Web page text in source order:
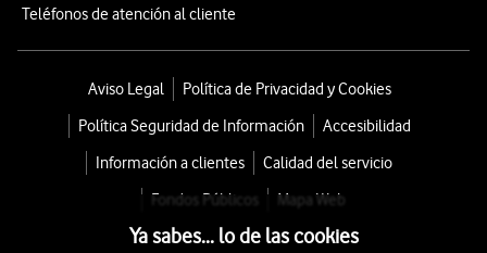
Teléfonos de atención al cliente
Aviso Legal
Política de Privacidad y Cookies
Política Seguridad de Información
Accesibilidad
Información a clientes
Calidad del servicio
Fondos Públicos
Mapa Web
Ya sabes... lo de las cookies